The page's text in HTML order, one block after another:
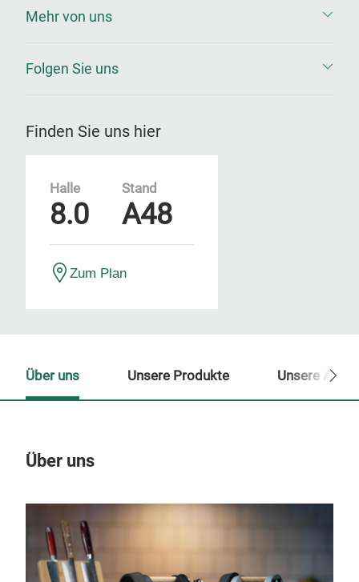
Mehr von uns
Folgen Sie uns
Finden Sie uns hier
Halle
8.0
Stand
A48
Zum Plan
Über uns
Über uns Unsere Produkte Unsere